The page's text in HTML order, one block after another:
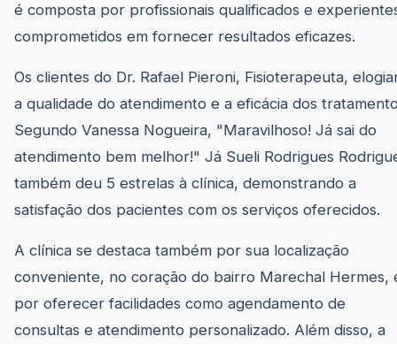
é composta por profissionais qualificados e
comprometidos em fornecer resultados eficazes.
Os clientes do Dr. Rafael Pieroni, Fisioterapeuta,
a qualidade do atendimento e a eficácia dos
Segundo Vanessa Nogueira, "Maravilhoso! Já sai do
atendimento bem melhor!" Já Sueli Rodrigues
também deu 5 estrelas à clínica, demonstrando a
satisfação dos pacientes com os serviços oferecidos.
A clínica se destaca também por sua localização
conveniente, no coração do bairro Marechal Hermes,
por oferecer facilidades como agendamento de
consultas e atendimento personalizado. Além disso, a